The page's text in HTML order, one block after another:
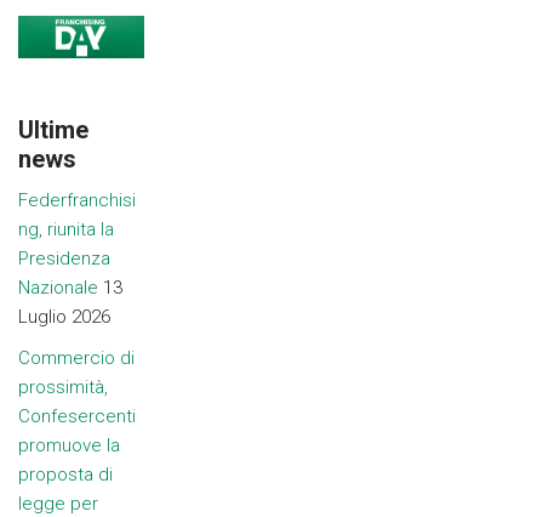
Ultime
news
Federfranchisi
ng, riunita la
Presidenza
Nazionale 13
Luglio 2026
Commercio di
prossimità,
Confesercenti
promuove la
proposta di
legge per